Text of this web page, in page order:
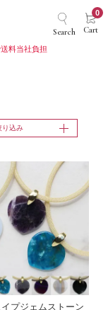
Search Cart
0
料当社負担
り込み
プジェムストーン